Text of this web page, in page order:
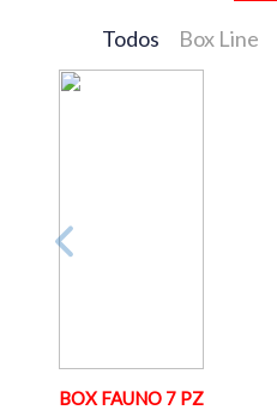
Todos Box Line
BOX FAUNO 7 PZ